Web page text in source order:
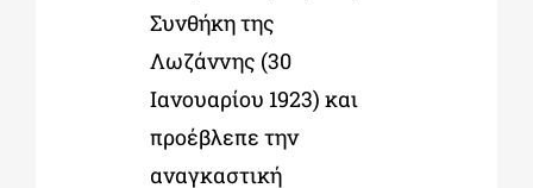
Συνθήκη της
Λωζάννης (30
Ιανουαρίου 1923) και
προέβλεπε την
αναγκαστική